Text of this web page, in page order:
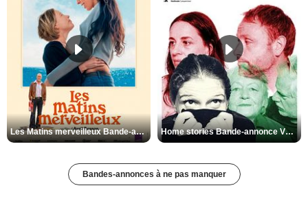
Les Matins merveilleux Bande-annonce VF Home stories Bande-annonce VO STFR
Bandes-annonces à ne pas manquer